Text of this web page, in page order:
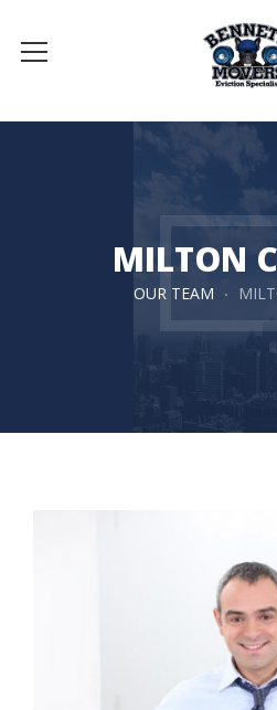
MILTON
OUR TEAM